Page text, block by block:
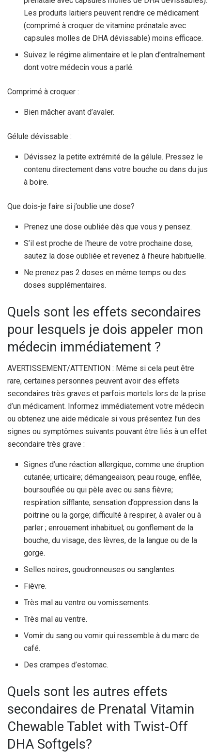
Les produits laitiers peuvent rendre ce médicament
(comprimé à croquer de vitamine prénatale avec
capsules molles de DHA dévissable) moins efficace.
Suivez le régime alimentaire et le plan d’entraînement
dont votre médecin vous a parlé.
Comprimé à croquer :
Bien mâcher avant d’avaler.
Gélule dévissable :
Dévissez la petite extrémité de la gélule. Pressez le
contenu directement dans votre bouche ou dans du jus
à boire.
Que dois-je faire si j’oublie une dose?
Prenez une dose oubliée dès que vous y pensez.
S’il est proche de l’heure de votre prochaine dose,
sautez la dose oubliée et revenez à l’heure habituelle.
Ne prenez pas 2 doses en même temps ou des
doses supplémentaires.
Quels sont les effets secondaires
pour lesquels je dois appeler mon
médecin immédiatement ?
AVERTISSEMENT/ATTENTION : Même si cela peut être
rare, certaines personnes peuvent avoir des effets
secondaires très graves et parfois mortels lors de la prise
d’un médicament. Informez immédiatement votre médecin
ou obtenez une aide médicale si vous présentez l’un des
signes ou symptômes suivants pouvant être liés à un effet
secondaire très grave :
Signes d’une réaction allergique, comme une éruption
cutanée; urticaire; démangeaison; peau rouge, enflée,
boursouflée ou qui pèle avec ou sans fièvre;
respiration sifflante; sensation d’oppression dans la
poitrine ou la gorge; difficulté à respirer, à avaler ou à
parler ; enrouement inhabituel; ou gonflement de la
bouche, du visage, des lèvres, de la langue ou de la
gorge.
Selles noires, goudronneuses ou sanglantes.
Fièvre.
Très mal au ventre ou vomissements.
Très mal au ventre.
Vomir du sang ou vomir qui ressemble à du marc de
café.
Des crampes d’estomac.
Quels sont les autres effets
secondaires de Prenatal Vitamin
Chewable Tablet with Twist-Off
DHA Softgels?